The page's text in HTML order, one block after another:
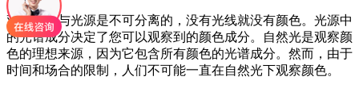
观察颜色与光源是不可分离的，没有光线就没有颜色。光源中
的光谱成分决定了您可以观察到的颜色成分。自然光是观察颜
色的理想来源，因为它包含所有颜色的光谱成分。然而，由于
时间和场合的限制，人们不可能一直在自然光下观察颜色。